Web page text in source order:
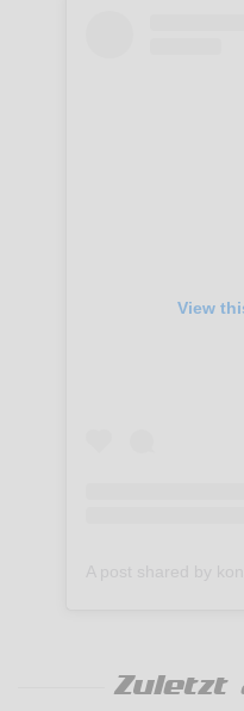
View
Zuletzt